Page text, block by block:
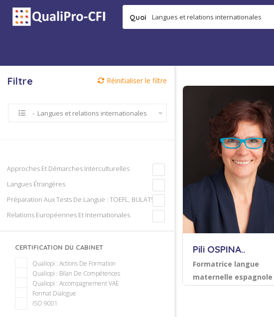
Quoi
Filtre Réinitialiser le filtre
- Langues et relations internationales
Approches Et Démarches Interculturelles
Langues Étrangères
Préparation Aux Tests De Langue : TOEFL, BULATS,…
Relations Européennes Et Internationales
CERTIFICATION DU CABINET
Qualiopi : Actions De Formation
Qualiopi : Bilan De Compétences
Qualiopi : Accompagnement VAE
Format Dialogue
ISO 9001
Pili OSPINA..
Formatrice langue
maternelle espagnole